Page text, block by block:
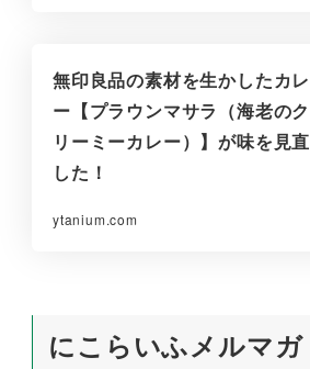
無印良品の素材を生かしたカレ
ー【プラウンマサラ（海老のク
リーミーカレー）】が味を見直
した！
ytanium.com
にこらいふメルマガ